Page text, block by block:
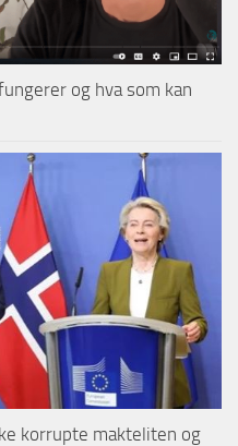
og hva som kan
korrupte makteliten og